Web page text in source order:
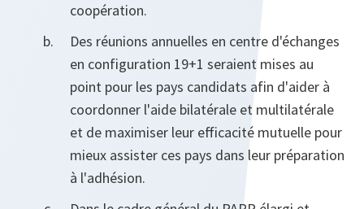
coopération.
Des réunions annuelles en centre d'échanges
en configuration 19+1 seraient mises au
point pour les pays candidats afin d'aider à
coordonner l'aide bilatérale et multilatérale
et de maximiser leur efficacité mutuelle pour
mieux assister ces pays dans leur préparation
à l'adhésion.